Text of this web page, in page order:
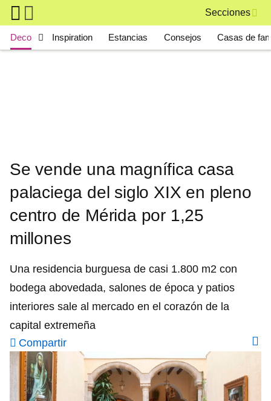
Skip to main content
Secciones
Main navigation
Deco Inspiration Estancias Consejos Casas de
Se vende una magnífica casa
palaciega del siglo XIX en pleno
centro de Mérida por 1,25
millones
Una residencia burguesa de casi 1.800 m2 con
bodega abovedada, salones de época y patios
interiores sale al mercado en el corazón de la
capital extremeña
Compartir